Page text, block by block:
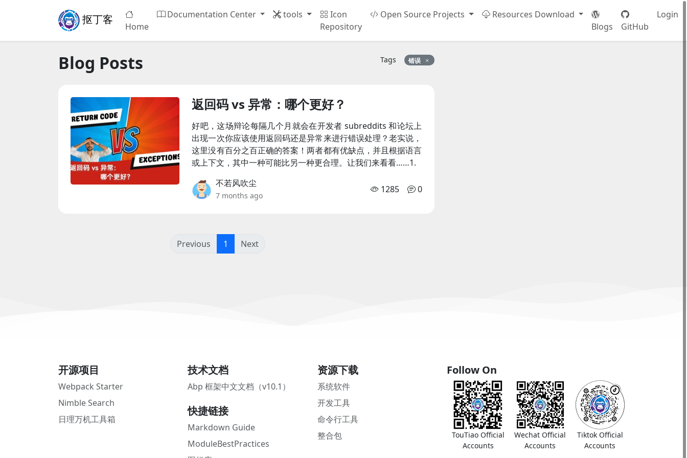
抠丁客
Home
Documentation Center tools
Icon
Repository
Open Source Projects
Resources Download
Blogs
GitHub
Login
Blog Posts Tags 错误
返回码 vs 异常：哪个更好？
好吧，这场辩论每隔几个月就会在开发者 subreddits 和论坛上
出现一次你应该使用返回码还是异常来进行错误处理？老实说，
这里没有百分之百正确的答案！两者都有优缺点，并且根据语言
或上下文，其中一种可能比另一种更合理。让我们来看看……1.
不若风吹尘
7 months ago
1285 0
Previous 1 (current)
Next
开源项目
Webpack Starter
Nimble Search
日理万机工具箱
技术文档
Abp 框架中文文档（v10.1）
快捷链接
Markdown Guide
ModuleBestPractices
资源下载
系统软件
开发工具
命令行工具
整合包
Follow On
TouTiao Official
Accounts
Wechat Official
Accounts
Tiktok Official
Accounts